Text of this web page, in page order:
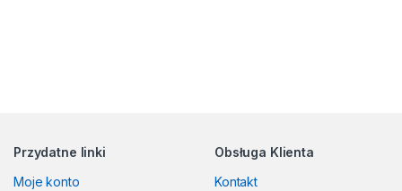
Przydatne linki
Moje konto
Obsługa Klienta
Kontakt